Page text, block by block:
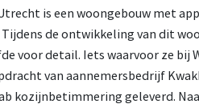
is een woongebouw met
de ontwikkeling van dit
voor detail. Iets waarvoor ze bij
van aannemersbedrijf
kozijnbetimmering geleverd.